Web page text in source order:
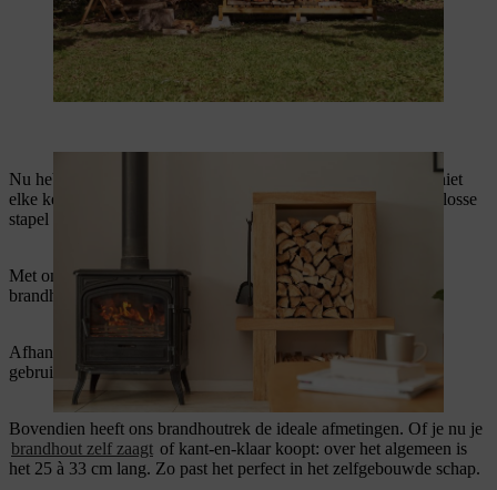
Nu heb je nog een houtopslag voor binnen nodig. Zo hoef je niet
elke keer naar buiten om een houtblok te halen en ligt er geen losse
stapel brandhout naast de haard of kachel.
Met ons brandhoutrek voor binnen kan je niet alleen perfect je
brandhout opbergen, maar ook je haardpook en haardbezem.
Afhankelijk van de hoogte kan het brandhoutrek ook worden
gebruikt als verhoging voor kamerplanten of als opbergruimte.
Bovendien heeft ons brandhoutrek de ideale afmetingen. Of je nu je
brandhout zelf zaagt of kant-en-klaar koopt: over het algemeen is
het 25 à 33 cm lang. Zo past het perfect in het zelfgebouwde schap.